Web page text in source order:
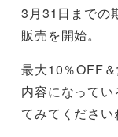
3月31日までの
販売を開始。
最大10％OFF
内容になって
てみてください